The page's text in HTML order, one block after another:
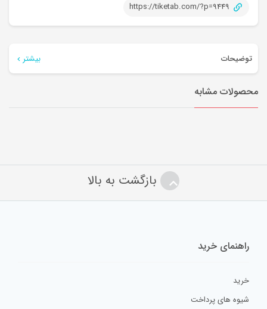
https://tiketab.com/?p=9449
توضیحات بیشتر
استیکر حیوانات جنگل
محصولات مشابه
بازگشت به بالا
راهنمای خرید
خرید
شیوه های پرداخت